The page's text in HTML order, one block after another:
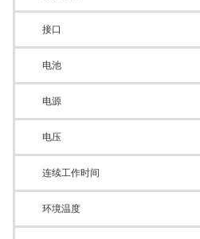
接口
电池
电源
电压
连续工作时间
环境温度